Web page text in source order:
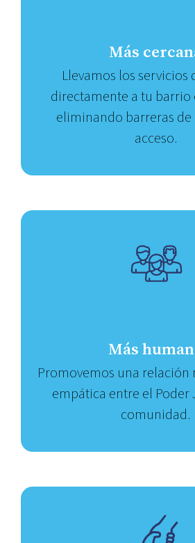
Más
Llevamos los servicios
directamente a tu barrio
eliminando barreras de
acceso.
Más
Promovemos una relación
empática entre el Poder
comunidad.